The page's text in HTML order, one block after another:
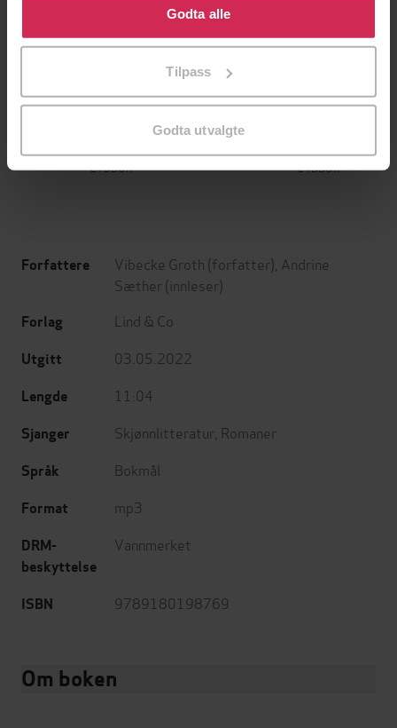
bruke cookies for alle disse formålene. Du kan også
tilpasse ditt samtykke til spesifikke formål ved å klikke
Godta alle
Tilpass
Godta utvalgte
299,-
LYDBOK
399,-
LYDBOK
Forfattere Vibecke Groth (forfatter), Andrine
Sæther (innleser)
Forlag Lind & Co
Utgitt 03.05.2022
Lengde 11:04
Sjanger Skjønnlitteratur Romaner
Språk Bokmål
Format mp3
DRM-
beskyttelse
Vannmerket
ISBN 9789180198769
Om boken